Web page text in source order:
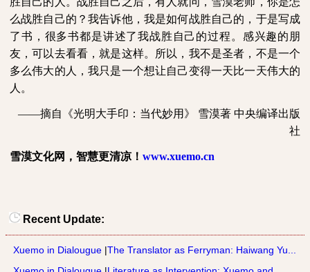
么战胜自己的？我告诉他，我是如何战胜自己的，于是写成
了书，很多书都是讲述了我战胜自己的过程。感兴趣的朋
友，可以去看看，就是这样。所以，我不是圣者，不是一个
多么伟大的人，我只是一个想让自己变得一天比一天伟大的
人。
——摘自《光明大手印：当代妙用》 雪漠著 中央编译出版
社
雪漠文化网，智慧更清凉！ www.xuemo.cn
Recent Update:
Xuemo in Dialougue |The Translator as Ferryman: Haiwang Yu...